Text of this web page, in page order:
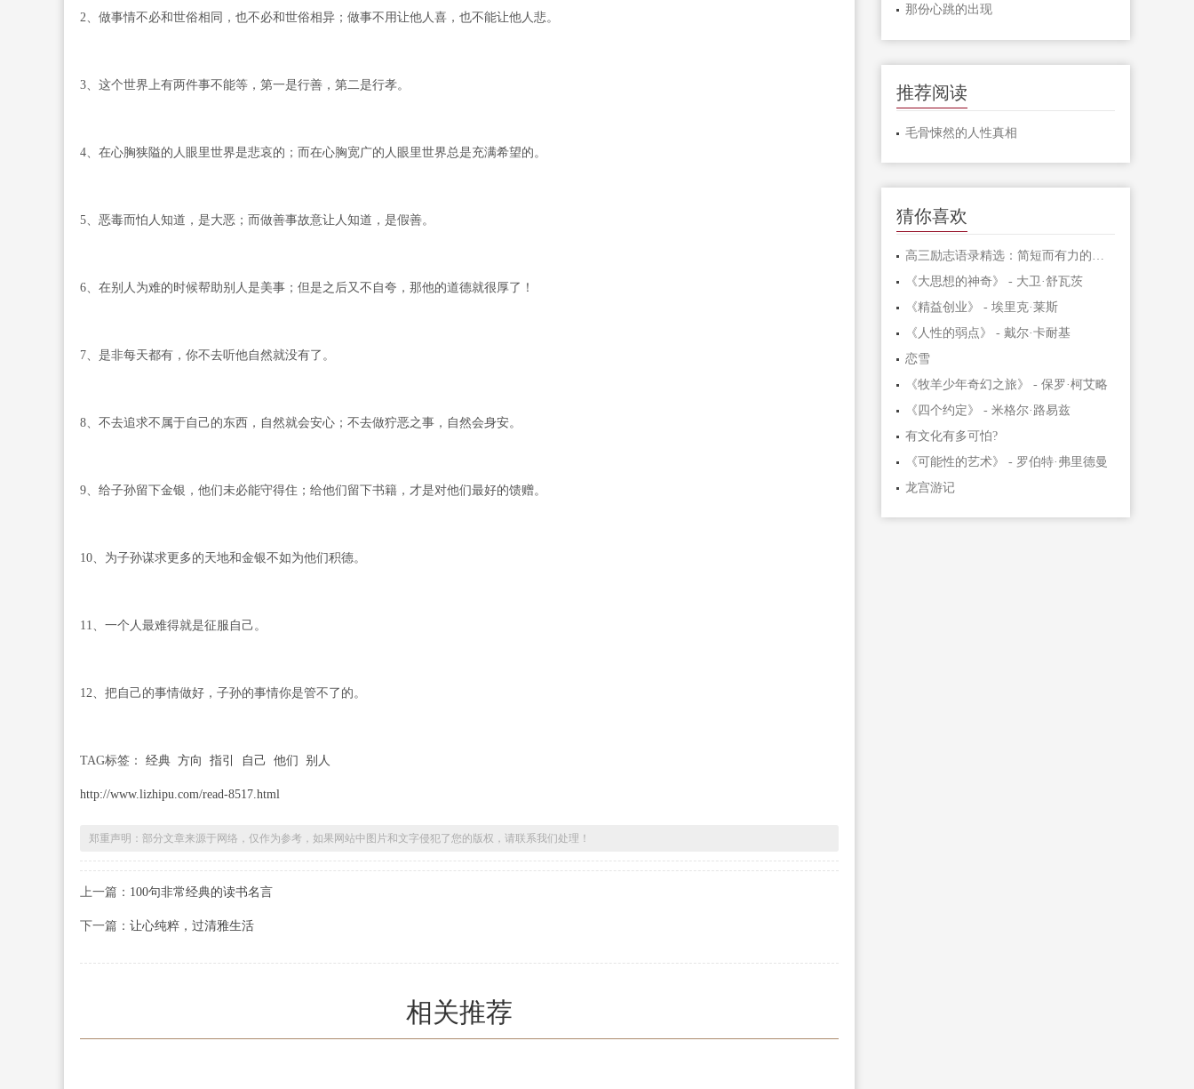
2、做事情不必和世俗相同，也不必和世俗相异；做事不用让他人喜，也不能让他人悲。
3、这个世界上有两件事不能等，第一是行善，第二是行孝。
4、在心胸狭隘的人眼里世界是悲哀的；而在心胸宽广的人眼里世界总是充满希望的。
5、恶毒而怕人知道，是大恶；而做善事故意让人知道，是假善。
6、在别人为难的时候帮助别人是美事；但是之后又不自夸，那他的道德就很厚了！
7、是非每天都有，你不去听他自然就没有了。
8、不去追求不属于自己的东西，自然就会安心；不去做狞恶之事，自然会身安。
9、给子孙留下金银，他们未必能守得住；给他们留下书籍，才是对他们最好的馈赠。
10、为子孙谋求更多的天地和金银不如为他们积德。
11、一个人最难得就是征服自己。
12、把自己的事情做好，子孙的事情你是管不了的。
TAG标签： 经典 方向 指引 自己 他们 别人
http://www.lizhipu.com/read-8517.html
郑重声明：部分文章来源于网络，仅作为参考，如果网站中图片和文字侵犯了您的版权，请联系我们处理！
上一篇： 100句非常经典的读书名言
下一篇： 让心纯粹，过清雅生活
相关推荐
那份心跳的出现
推荐阅读
毛骨悚然的人性真相
猜你喜欢
高三励志语录精选：简短而有力的激励句子
《大思想的神奇》 - 大卫·舒瓦茨
《精益创业》 - 埃里克·莱斯
《人性的弱点》 - 戴尔·卡耐基
恋雪
《牧羊少年奇幻之旅》 - 保罗·柯艾略
《四个约定》 - 米格尔·路易兹
有文化有多可怕?
《可能性的艺术》 - 罗伯特·弗里德曼
龙宫游记